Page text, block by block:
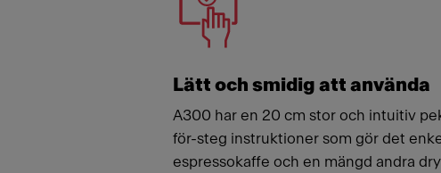
Lätt och smidig att använda
A300 har en 20 cm stor och intuitiv
för-steg instruktioner som gör det
espressokaffe och en mängd andra